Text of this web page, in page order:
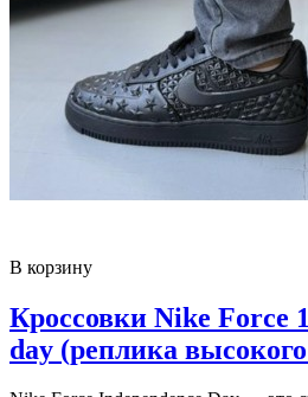
В корзину
Кроссовки Nike Force
day (реплика